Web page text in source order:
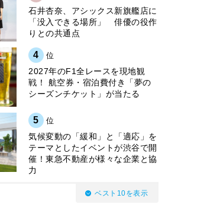
石井杏奈、アシックス新旗艦店に
「没入できる場所」 俳優の役作
りとの共通点
4 位
2027年のF1全レースを現地観
戦！ 航空券・宿泊費付き「夢の
シーズンチケット」が当たる
5 位
気候変動の「緩和」と「適応」を
テーマとしたイベントが渋谷で開
催！東急不動産が様々な企業と協
力
ベスト10を表示